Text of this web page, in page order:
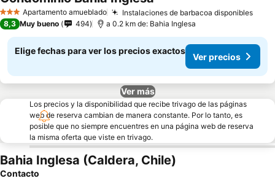
3 EstrellasApartamento amueblado Instalaciones de barbacoa disponibles
8,3 Muy bueno 494 a 0.2 km de: Bahia Inglesa
Elige fechas para ver los precios exactos
Ver precios
Ver más
Los precios y la disponibilidad que recibe trivago de las páginas
web de reserva cambian de manera constante. Por lo tanto, es
posible que no siempre encuentres en una página web de reserva
la misma oferta que viste en trivago.
Bahia Inglesa (Caldera, Chile)
Contacto